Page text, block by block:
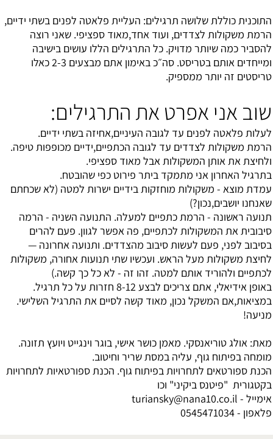
התוכנית כוללת שלושה תרגילים: העליית פלאטה לפנים בשתי ידיים,
הרמת משקולות לצדדים, ועוד אחד,מאוד ספציפי. שאני רוצה
להסביר כמה שיותר מדויק. כל התרגילים הללו עושים בישיבה
ומייחדים אותם בטריסט. סה״כ באימון אתם מבצעים 2-3 כאלו
טריסטים זה יותר ממספיק.
שוב אני אפרט את התרגילים:
לעלות פלאטה לפנים עד לגובה העיניים,אחיזה בשתי ידיים.
הרמת משקולות לצדדים עד לגובה הכתפיים,ידיים מכופפות טיפה.
ולחיצת את אותן המשקולות אבל מאוד ספציפי.
בתרגיל האחרון אני מתמקד ביתר פירוט כפי שהובטח.
עמדת מוצא - משקולות מוחזקות בידיים ישרות למטה (לא שכחתם
שאנחנו יושבים,נכון?)
תנועה ראשונה - הרמת כתפיים למעלה. התנועה השניה - הרמה
סיבובית את המשקולות לכתפיים, פה אפשר לגוון. פעם להרים
בסיבוב לפני, פעם לעשות סיבוב מהצדדים. ותנועה אחרונה —
לחיצת משקולות מעל הראש. ועכשיו שתי תנועות אחורה, משקולות
לכתפיים ולהוריד אותם למטה. זהו זה - לא כל כך קשה.)
באופן אידיאלי, אתם צריכים לבצע 8-12 חזרות על כל תרגיל.
במציאות,אם המשקל נכון, מאוד קשה לסיים את התרגיל השלישי.
מניעה!
מאת: אולג טוריאנסקי. מאמן כושר אישי, בוגר וינגייט ויועץ תזונה.
מומחה בפיתוח גוף, עליה במסת שריר וחיטוב.
הכנת ספורטאים לתחרויות בפיתוח גוף. הכנת ספורטאיות לתחרויות
בקטגורית "פיטנס ביקיני" וכו
אימייל - turiansky@nana10.co.il
פלאפון - 0545471034